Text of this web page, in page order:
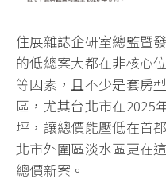
住展雜誌企研室總監暨
的低總案大都在非核心
等因素，且不少是套房
區，尤其台北市在2025
坪，讓總價能壓低在首
北市外圍區淡水區更在
總價新案。